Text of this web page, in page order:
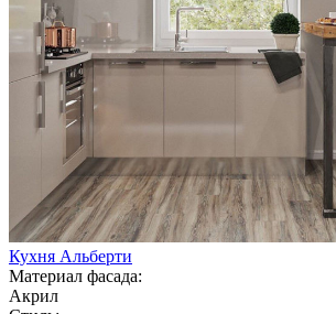
Кухня Альберти
Материал фасада:
Акрил